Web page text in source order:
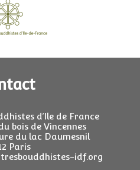
d’Ile de France
bois de Vincennes
du lac Daumesnil
Paris
idf.org